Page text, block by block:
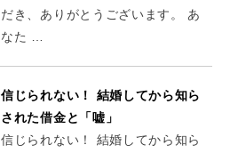
だき、ありがとうございます。 あ
なた …
信じられない！ 結婚してから知ら
された借金と「嘘」
信じられない！ 結婚してから知ら